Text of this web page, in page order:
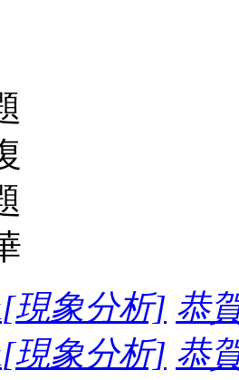
[現象分析] 恭
[現象分析] 恭